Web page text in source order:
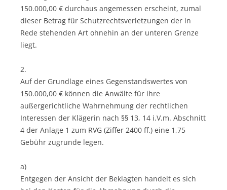
150.000,00 € durchaus angemessen erscheint, zumal
dieser Betrag für Schutzrechtsverletzungen der in
Rede stehenden Art ohnehin an der unteren Grenze
liegt.
2.
Auf der Grundlage eines Gegenstandswertes von
150.000,00 € können die Anwälte für ihre
außergerichtliche Wahrnehmung der rechtlichen
Interessen der Klägerin nach §§ 13, 14 i.V.m. Abschnitt
4 der Anlage 1 zum RVG (Ziffer 2400 ff.) eine 1,75
Gebühr zugrunde legen.
a)
Entgegen der Ansicht der Beklagten handelt es sich